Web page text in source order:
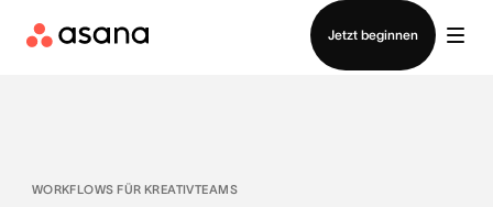
Jetzt beginnen
Vertrieb kontaktieren
WORKFLOWS FÜR KREATIVTEAMS